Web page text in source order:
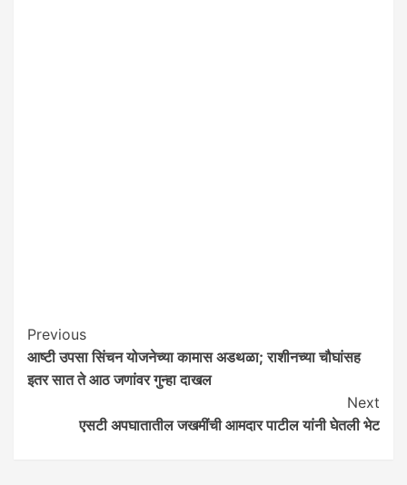
Post
Navigation
Previous
आष्टी उपसा सिंचन योजनेच्या कामास अडथळा; राशीनच्या चौघांसह
इतर सात ते आठ जणांवर गुन्हा दाखल
Next
एसटी अपघातातील जखमींची आमदार पाटील यांनी घेतली भेट